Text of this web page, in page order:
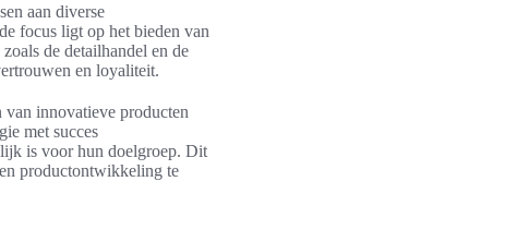
aan diverse
focus ligt op het bieden van
de detailhandel en de
en loyaliteit.
innovatieve producten
met succes
is voor hun doelgroep. Dit
productontwikkeling te